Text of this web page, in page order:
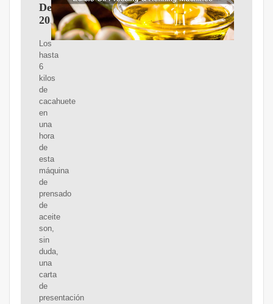
De
2025
Los
hasta
6
kilos
de
cacahuete
en
una
hora
de
esta
máquina
de
prensado
de
aceite
son,
sin
duda,
una
carta
de
presentación